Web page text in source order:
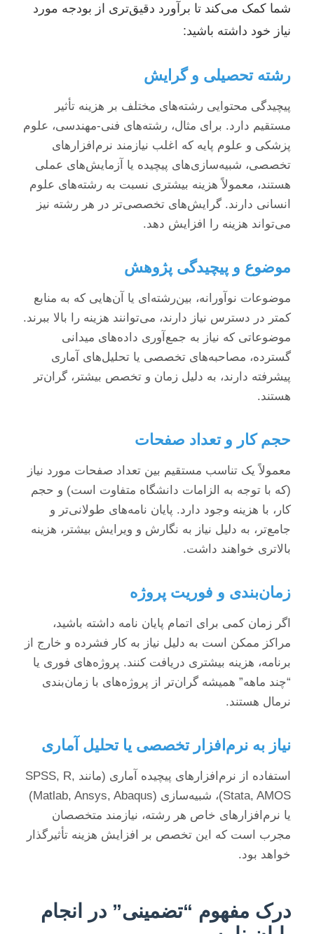
شما کمک می‌کند تا برآورد دقیق‌تری از بودجه مورد
نیاز خود داشته باشید:
رشته تحصیلی و گرایش
پیچیدگی محتوایی رشته‌های مختلف بر هزینه تأثیر
مستقیم دارد. برای مثال، رشته‌های فنی-مهندسی، علوم
پزشکی و علوم پایه که اغلب نیازمند نرم‌افزارهای
تخصصی، شبیه‌سازی‌های پیچیده یا آزمایش‌های عملی
هستند، معمولاً هزینه بیشتری نسبت به رشته‌های علوم
انسانی دارند. گرایش‌های تخصصی‌تر در هر رشته نیز
می‌تواند هزینه را افزایش دهد.
موضوع و پیچیدگی پژوهش
موضوعات نوآورانه، بین‌رشته‌ای یا آن‌هایی که به منابع
کمتر در دسترس نیاز دارند، می‌توانند هزینه را بالا ببرند.
موضوعاتی که نیاز به جمع‌آوری داده‌های میدانی
گسترده، مصاحبه‌های تخصصی یا تحلیل‌های آماری
پیشرفته دارند، به دلیل زمان و تخصص بیشتر، گران‌تر
هستند.
حجم کار و تعداد صفحات
معمولاً یک تناسب مستقیم بین تعداد صفحات مورد نیاز
(که با توجه به الزامات دانشگاه متفاوت است) و حجم
کار، با هزینه وجود دارد. پایان نامه‌های طولانی‌تر و
جامع‌تر، به دلیل نیاز به نگارش و ویرایش بیشتر، هزینه
بالاتری خواهند داشت.
زمان‌بندی و فوریت پروژه
اگر زمان کمی برای اتمام پایان نامه داشته باشید،
مراکز ممکن است به دلیل نیاز به کار فشرده و خارج از
برنامه، هزینه بیشتری دریافت کنند. پروژه‌های فوری یا
“چند ماهه” همیشه گران‌تر از پروژه‌های با زمان‌بندی
نرمال هستند.
نیاز به نرم‌افزار تخصصی یا تحلیل آماری
استفاده از نرم‌افزارهای پیچیده آماری (مانند SPSS, R,
Stata, AMOS)، شبیه‌سازی (Matlab, Ansys, Abaqus)
یا نرم‌افزارهای خاص هر رشته، نیازمند متخصصان
مجرب است که این تخصص بر افزایش هزینه تأثیرگذار
خواهد بود.
درک مفهوم “تضمینی” در انجام